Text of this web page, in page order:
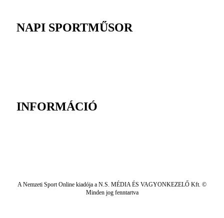
NAPI SPORTMŰSOR
INFORMÁCIÓ
A Nemzeti Sport Online kiadója a N.S. MÉDIA ÉS VAGYONKEZELŐ Kft. ©
Minden jog fenntartva